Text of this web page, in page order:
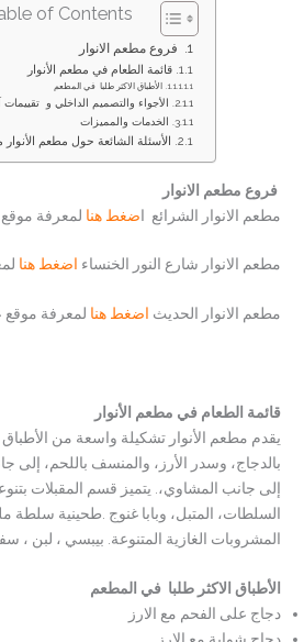
of Contents
فروع مطعم الانوار
قائمة الطعام في مطعم الأنوار
الأطباق الاكثر طلبا في المطعم
الأجواء والتصميم الداخلي و تقييمات
الخدمات والمميزات
الأسئلة الشائعة حول مطعم
فروع مطعم الانوار
مطعم الانوار الشرائع اضغط هنا لمعرفة
مطعم الانوار شارع النور الخنساء اضغط هنا
مطعم الانوار الحديث اضغط هنا لمعرفة موقع
قائمة الطعام في مطعم الأنوار
يقدم مطعم الأنوار تشكيلة واسعة من
بالدجاج، وسدر الأرز، والمنسف باللحم، إلى
إلى جانب المشاوي،. يتميز قسم المقبلات
السلطات، المتبل، وبابا غنوج .طحينية سلطة
المشروبات الغازية المتنوعة. بيبسي ، لبن ،
الأطباق الاكثر طلبا في المطعم
دجاج على الفحم مع الارز